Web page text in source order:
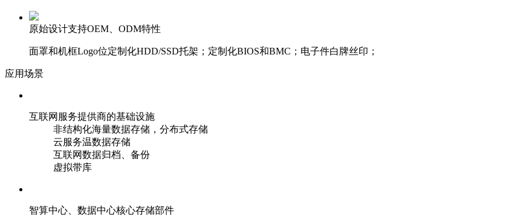
原始设计支持OEM、ODM特性
面罩和机框Logo位定制化HDD/SSD托架；定制化BIOS和BMC；电子件白牌丝印；
应用场景
互联网服务提供商的基础设施
非结构化海量数据存储，分布式存储
云服务温数据存储
互联网数据归档、备份
虚拟带库
智算中心、数据中心核心存储部件